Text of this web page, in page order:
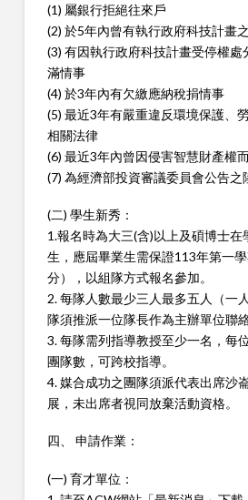
(1) 屬銀行拒絕往來戶
(2) 於5年內曾有執行政府科技計畫
(3) 有因執行政府科技計畫受停權處
滿情事
(4) 於3年內有欠繳應納稅捐情事
(5) 最近3年有嚴重違反環境保護、
相關法律
(6) 最近3年內曾因侵害智慧財產權
(7) 為經濟部投資審議委員會公告之
(二) 學生新秀：
1.報名時為大三(含)以上及碩博士在
生，應屆畢業生需保證113年第一
分），以組隊方式報名參加。
2. 每隊人數最少三人最多五人（一
隊須推派一位隊長作為主辦單位聯絡
3. 每隊需列指導教授至少一名，每
團隊數，可跨校指導。
4. 媒合成功之團隊須派代表出席沙
展，未出席者視同放棄活動資格。
四、 申請作業：
(一) 育才單位：